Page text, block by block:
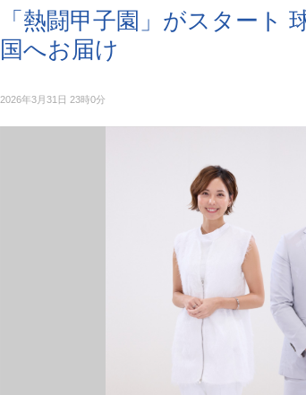
「熱闘甲子園」がスタート
国へお届け
2026年3月31日 23時0分